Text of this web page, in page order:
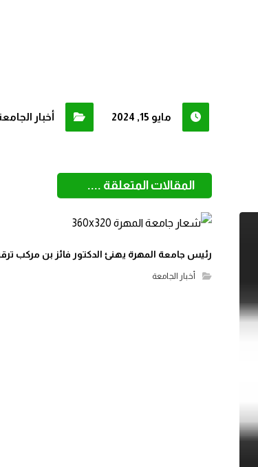
مايو 15, 2024 أخبار
المقالات المتعلقة ....
رئيس جامعة المهرة يهنئ الدكتور فائز بن مركب
أخبار الجامعة